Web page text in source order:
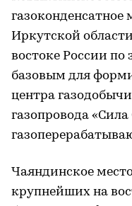
газоконденсатное
Иркутской
востоке России по
базовым для
центра
газопровода
Чаяндинское
крупнейших на